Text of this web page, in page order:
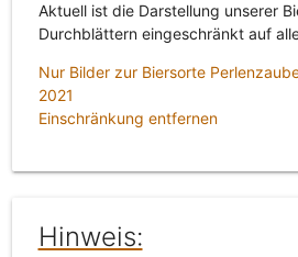
Aktuell ist die Darstellung unserer
Durchblättern eingeschränkt auf
Nur Bilder zur Biersorte
2021
Einschränkung entfernen
Hinweis: